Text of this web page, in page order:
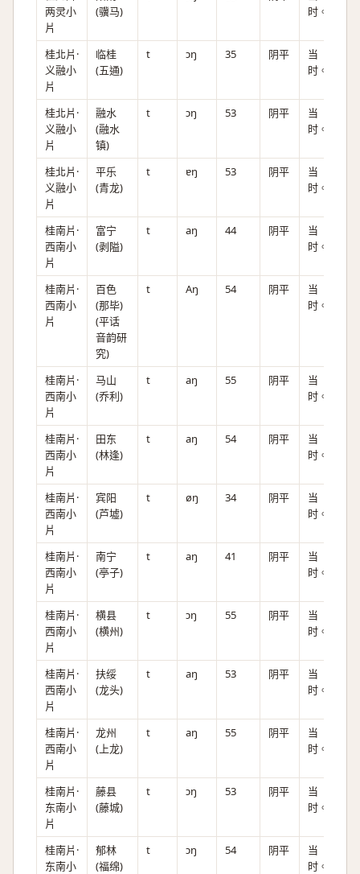
两灵小
片
(骥马)
时。
桂北片·
义融小
片
临桂
(五通)
t ɔŋ 35 阴平
当
时。
桂北片·
义融小
片
融水
(融水
镇)
t ɔŋ 53 阴平
当
时。
桂北片·
义融小
片
平乐
(青龙)
t ɐŋ 53 阴平
当
时。
桂南片·
西南小
片
富宁
(剥隘)
t aŋ 44 阴平
当
时。
桂南片·
西南小
片
百色
(那毕)
(平话
音韵研
究)
t Aŋ 54 阴平
当
时。
桂南片·
西南小
片
马山
(乔利)
t aŋ 55 阴平
当
时。
桂南片·
西南小
片
田东
(林逢)
t aŋ 54 阴平
当
时。
桂南片·
西南小
片
宾阳
(芦墟)
t øŋ 34 阴平
当
时。
桂南片·
西南小
片
南宁
(亭子)
t aŋ 41 阴平
当
时。
桂南片·
西南小
片
横县
(横州)
t ɔŋ 55 阴平
当
时。
桂南片·
西南小
片
扶绥
(龙头)
t aŋ 53 阴平
当
时。
桂南片·
西南小
片
龙州
(上龙)
t aŋ 55 阴平
当
时。
桂南片·
东南小
片
藤县
(藤城)
t ɔŋ 53 阴平
当
时。
桂南片·
东南小
郁林
(福绵)
t ɔŋ 54 阴平
当
时。